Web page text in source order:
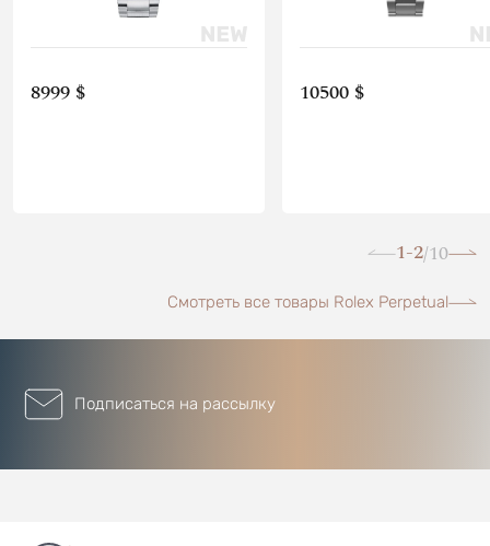
8999 $ 10500 $
1-2/10
Смотреть все товары Rolex Perpetual
Подписаться на рассылку